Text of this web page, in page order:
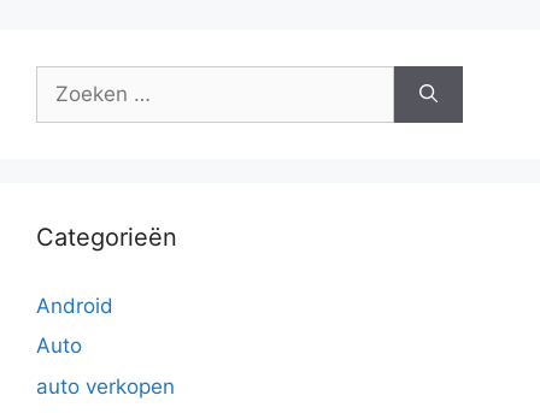
naar:
Categorieën
Android
Auto
auto verkopen